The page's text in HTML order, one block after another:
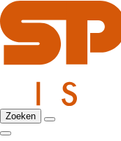
Zoeken